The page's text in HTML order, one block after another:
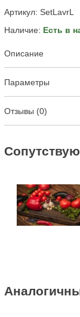
Артикул: SetLavrL
Наличие: Есть в
Описание
Параметры
Отзывы (0)